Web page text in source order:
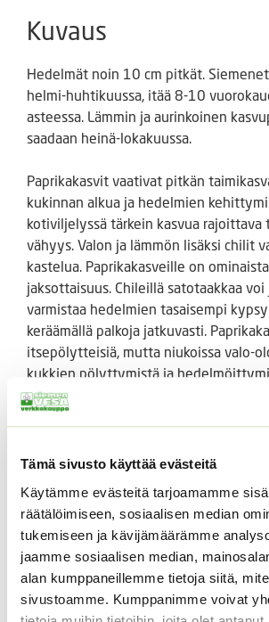
Tämä sivusto käyttää evästeitä
Käytämme evästeitä tarjoamamme
räätälöimiseen, sosiaalisen median
tukemiseen ja kävijämäärämme
jaamme sosiaalisen median,
alan kumppaneillemme tietoja siitä,
sivustoamme. Kumppanimme voivat
Kuvaus
Hedelmät noin 10 cm pitkät.
helmi-huhtikuussa, itää 8-10
asteessa. Lämmin ja aurinkoinen
saadaan heinä-lokakuussa.
Paprikakasvit vaativat pitkän
kukinnan alkua ja hedelmien
kotiviljelyssä tärkein kasvua rajoittava
vähyys. Valon ja lämmön lisäksi chilit
kastelua. Paprikakasveille on
jaksottaisuus. Chileillä satotaakkaa voi
varmistaa hedelmien tasaisempi
keräämällä palkoja jatkuvasti.
itsepölytteisiä, mutta niukoissa valo-
kukkien pölyttymistä ja
edistää kimalaisten avulla – tai
pumpulipuikoilla.
Ruukkukasvatussetti sisältää
siemenpakkauksen.
Tutustu myös